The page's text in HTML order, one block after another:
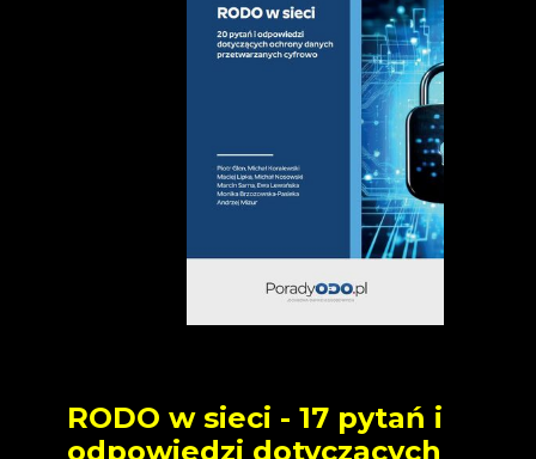
RODO w sieci - 17 pytań i
odpowiedzi dotyczących